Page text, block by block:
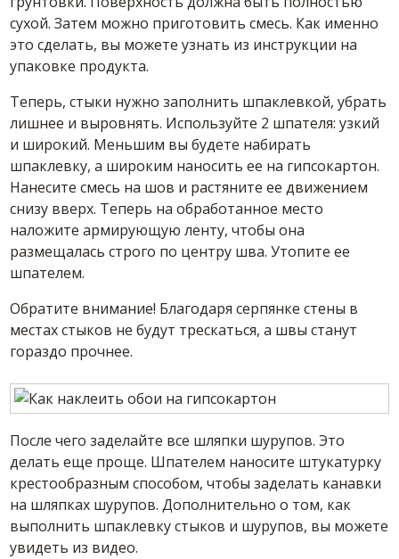
сухой. Затем можно приготовить смесь. Как именно
это сделать, вы можете узнать из инструкции на
упаковке продукта.
Теперь, стыки нужно заполнить шпаклевкой, убрать
лишнее и выровнять. Используйте 2 шпателя: узкий
и широкий. Меньшим вы будете набирать
шпаклевку, а широким наносить ее на гипсокартон.
Нанесите смесь на шов и растяните ее движением
снизу вверх. Теперь на обработанное место
наложите армирующую ленту, чтобы она
размещалась строго по центру шва. Утопите ее
шпателем.
Обратите внимание! Благодаря серпянке стены в
местах стыков не будут трескаться, а швы станут
гораздо прочнее.
После чего заделайте все шляпки шурупов. Это
делать еще проще. Шпателем наносите штукатурку
крестообразным способом, чтобы заделать канавки
на шляпках шурупов. Дополнительно о том, как
выполнить шпаклевку стыков и шурупов, вы можете
увидеть из видео.